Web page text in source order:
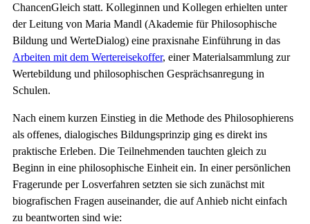
ChancenGleich statt. Kolleginnen und Kollegen erhielten unter
der Leitung von Maria Mandl (Akademie für Philosophische
Bildung und WerteDialog) eine praxisnahe Einführung in das
Arbeiten mit dem Wertereisekoffer, einer Materialsammlung zur
Wertebildung und philosophischen Gesprächsanregung in
Schulen.
Nach einem kurzen Einstieg in die Methode des Philosophierens
als offenes, dialogisches Bildungsprinzip ging es direkt ins
praktische Erleben. Die Teilnehmenden tauchten gleich zu
Beginn in eine philosophische Einheit ein. In einer persönlichen
Fragerunde per Losverfahren setzten sie sich zunächst mit
biografischen Fragen auseinander, die auf Anhieb nicht einfach
zu beantworten sind wie: